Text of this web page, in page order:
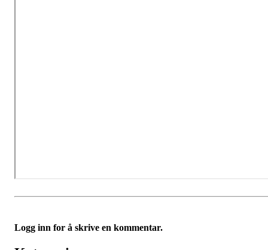
Logg inn for å skrive en kommentar.